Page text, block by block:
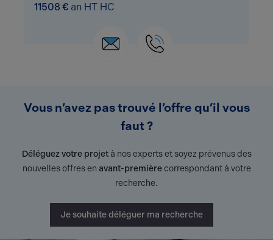
11508 € an HT HC
Vous n’avez pas trouvé l’offre qu’il vous
faut ?
Déléguez votre projetà nos experts et soyez prévenus des
nouvelles offres en avant-premièrecorrespondant à votre
recherche.
Je souhaite déléguer ma recherche